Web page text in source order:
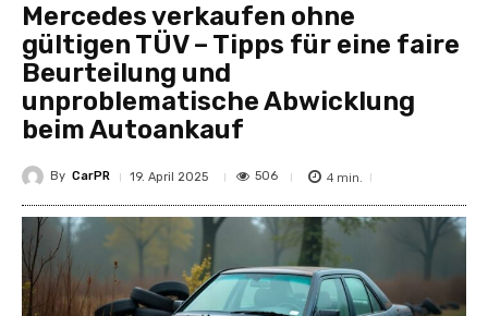
Mercedes verkaufen ohne
gültigen TÜV – Tipps für eine faire
Beurteilung und
unproblematische Abwicklung
beim Autoankauf
By CarPR 19. April 2025 506 4 min.